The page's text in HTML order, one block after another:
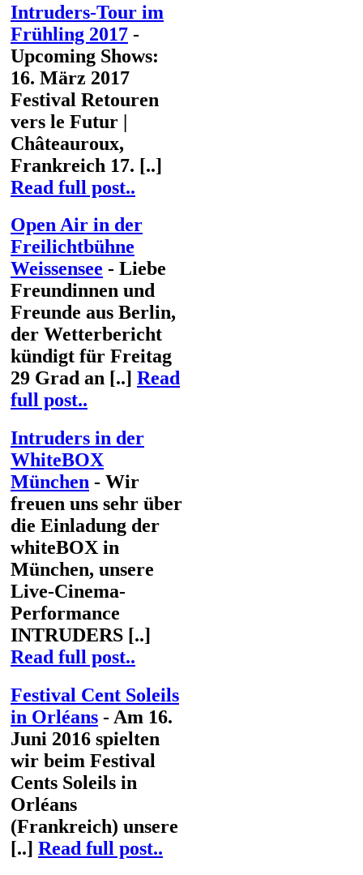
Intruders-Tour im
Frühling 2017 -
Upcoming Shows:
16. März 2017
Festival Retouren
vers le Futur |
Châteauroux,
Frankreich 17. [..]
Read full post..
Open Air in der
Freilichtbühne
Weissensee - Liebe
Freundinnen und
Freunde aus Berlin,
der Wetterbericht
kündigt für Freitag
29 Grad an [..] Read
full post..
Intruders in der
WhiteBOX
München - Wir
freuen uns sehr über
die Einladung der
whiteBOX in
München, unsere
Live-Cinema-
Performance
INTRUDERS [..]
Read full post..
Festival Cent Soleils
in Orléans - Am 16.
Juni 2016 spielten
wir beim Festival
Cents Soleils in
Orléans
(Frankreich) unsere
[..] Read full post..